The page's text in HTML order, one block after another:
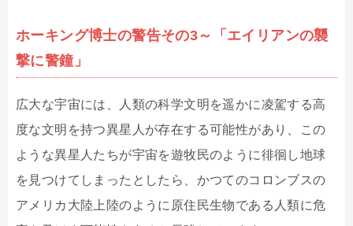
ホーキング博士の警告その3～「エイリアンの襲
撃に警鐘」
広大な宇宙には、人類の科学文明を遥かに凌駕する高
度な文明を持つ異星人が存在する可能性があり、この
ような異星人たちが宇宙を遊牧民のように徘徊し地球
を見つけてしまったとしたら、かつてのコロンブスの
アメリカ大陸上陸のように原住民生物である人類に危